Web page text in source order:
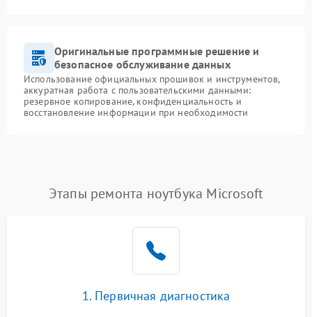
Оригинальные программные решение и
безопасное обслуживание данных
Использование официальных прошивок и инструментов,
аккуратная работа с пользовательскими данными:
резервное копирование, конфиденциальность и
восстановление информации при необходимости
Этапы ремонта ноутбука Microsoft
1. Первичная диагностика